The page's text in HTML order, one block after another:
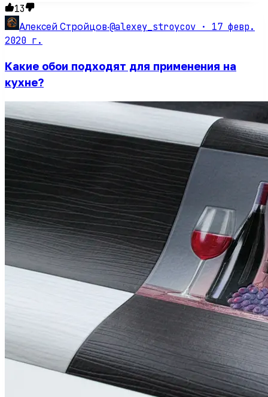
13
Алексей Стройцов·@alexey_stroycov · 17 февр.
2020 г.
Какие обои подходят для применения на
кухне?